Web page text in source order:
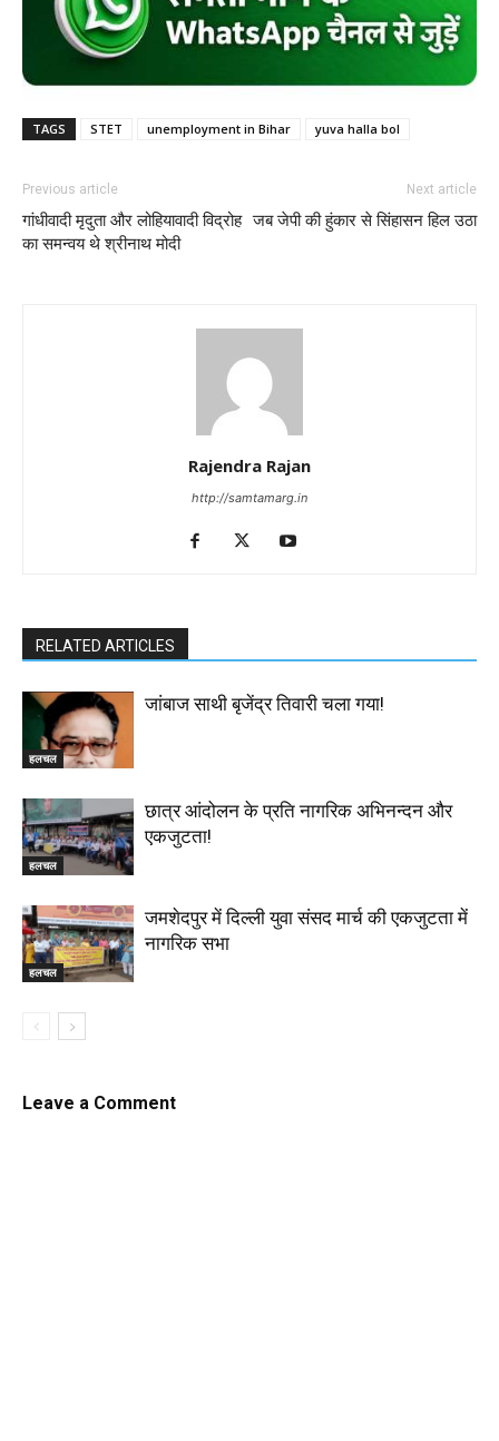
TAGS STET unemployment in Bihar yuva halla bol
Previous article
गांधीवादी मृदुता और लोहियावादी विद्रोह
का समन्वय थे श्रीनाथ मोदी
Next article
जब जेपी की हुंकार से सिंहासन हिल उठा
Rajendra Rajan
http://samtamarg.in
RELATED ARTICLES
हलचल
जांबाज साथी बृजेंद्र तिवारी चला गया!
हलचल
छात्र आंदोलन के प्रति नागरिक अभिनन्दन और
एकजुटता!
हलचल
जमशेदपुर में दिल्ली युवा संसद मार्च की एकजुटता में
नागरिक सभा
Leave a Comment